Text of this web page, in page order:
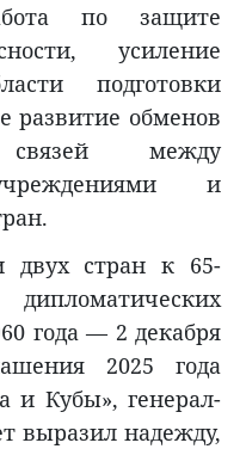
по защите
усиление
подготовки
развитие обменов
между
и
двух стран к 65-
года — 2 декабря
2025 года
и Кубы», генерал-
выразил надежду,